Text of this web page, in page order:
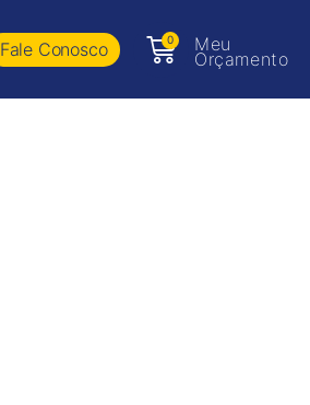
Fale Conosco 0 Meu
Orçamento